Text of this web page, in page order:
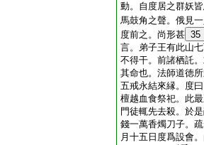
動。自度居之群妖
馬鼓角之聲。俄見
度前之。尚形甚 35
言。弟子王有此山
不得干。前諸栖託
其命也。法師道徳
五戒永結來縁。度
檀越血食祭祀。此
門徒輒先去殺。於
錢一萬香燭刀子。
月十五日度爲設會